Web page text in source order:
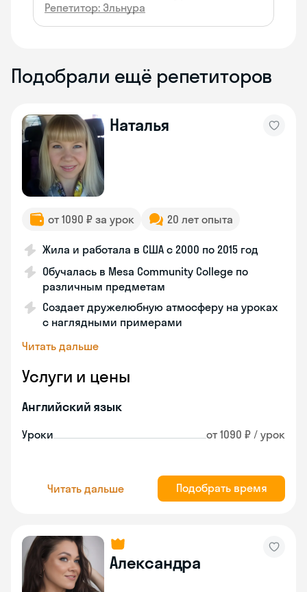
Репетитор: Эльнура
Подобрали ещё репетиторов
Наталья
от 1090 ₽ за урок 20 лет опыта
Жила и работала в США с 2000 по 2015 год
Обучалась в Mesa Community College по
различным предметам
Создает дружелюбную атмосферу на уроках
с наглядными примерами
Читать дальше
Услуги и цены
Английский язык
Уроки от 1090 ₽ / урок
Читать дальше Подобрать время
Александра